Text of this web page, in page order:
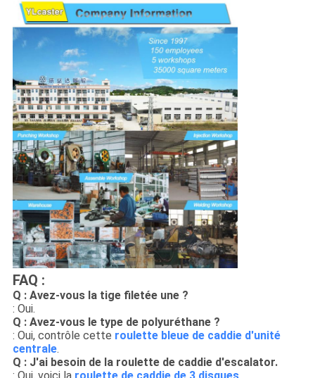
FAQ :
Q : Avez-vous la tige filetée une ?
: Oui.
Q : Avez-vous le type de polyuréthane ?
: Oui, contrôle cette roulette bleue de caddie d'unité
centrale.
Q : J'ai besoin de la roulette de caddie d'escalator.
: Oui, voici la roulette de caddie de 3 disques.